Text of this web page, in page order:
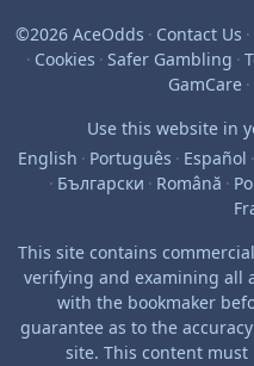
©2026 AceOdds · Contact Us ·
· Cookies · Safer Gambling ·
GamCare ·
Use this website in
English · Português · Español ·
· Български · Română ·
This site contains
verifying and examining all
with the bookmaker
guarantee as to the
site. This content